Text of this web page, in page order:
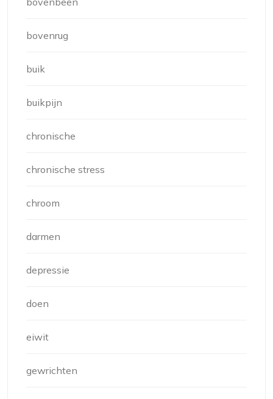
bovenrug
buik
buikpijn
chronische
chronische stress
chroom
darmen
depressie
doen
eiwit
gewrichten